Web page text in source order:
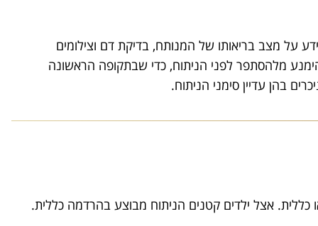
על מצב בריאותו של המנותח, בדיקת דם וצילומים
מלהסתפר לפני הניתוח, כדי שבתקופה הראשונה
בהן עדיין סימני הניתוח.
אצל ילדים קטנים הניתוח מבוצע בהרדמה כללית.